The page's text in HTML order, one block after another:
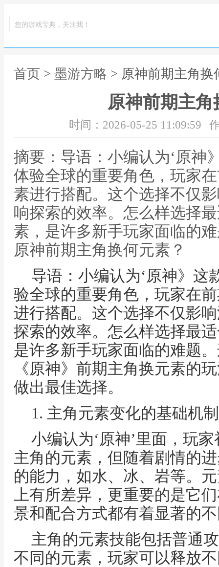
您的游戏宝典，关注我！
首页 > 墨游方略 > 原神前期主角换
原神前期主
时间：2026-05-25 11:09:59
摘要：导语：小编认为‘原神
体验全球的重要角色，玩家
素进行搭配。这个选择不仅
响探索的效率。怎么样选择
素，是许多新手玩家面临的
原神前期主角换何元素？
导语：小编认为‘原神》这
验全球的重要角色，玩家在
进行搭配。这个选择不仅影
探索的效率。怎么样选择最
是许多新手玩家面临的难题
《原神》前期主角换元素的
做出最佳选择。
1. 主角元素变化的基础机制
小编认为‘原神’里面，玩
主角的元素，但随着剧情的
的能力，如水、冰、岩等。
上有所差异，更重要的是它
景和配合方式都有着显著的
主角的元素技能包括普通
不同的元素，玩家可以释放